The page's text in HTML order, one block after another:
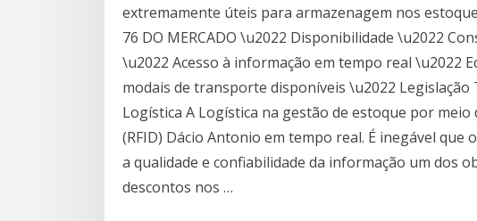
extremamente úteis para armazenagem nos
76 DO MERCADO \u2022 Disponibilidade \u2022
\u2022 Acesso à informação em tempo real \u2022
modais de transporte disponíveis \u2022
Logística A Logística na gestão de estoque por meio
(RFID) Dácio Antonio em tempo real. É inegável
a qualidade e confiabilidade da informação um dos
descontos nos …